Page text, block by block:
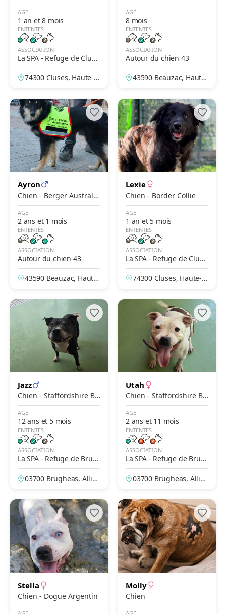
Normand
AGE
1 an et 8 mois
ENTENTES
ASSOCIATION
La SPA - Refuge de Cluse
s – De La Vallée Blanche
74300 Cluses, Haute-S
AGE
8 mois
ENTENTES
ASSOCIATION
Autour du chien 43
43590 Beauzac, Haute-
Ayron
Chien - Berger Australie
n x Border Collie
AGE
2 ans et 1 mois
ENTENTES
ASSOCIATION
Autour du chien 43
43590 Beauzac, Haute-
Lexie
Chien - Border Collie
AGE
1 an et 5 mois
ENTENTES
ASSOCIATION
La SPA - Refuge de Cluse
s – De La Vallée Blanche
74300 Cluses, Haute-S
Jazz
Chien - Staffordshire Bu
ll Terrier
AGE
12 ans et 5 mois
ENTENTES
ASSOCIATION
La SPA - Refuge de Brug
heas – Vichy
03700 Brugheas, Allier,
Utah
Chien - Staffordshire Bu
ll Terrier
AGE
2 ans et 11 mois
ENTENTES
ASSOCIATION
La SPA - Refuge de Brug
heas – Vichy
03700 Brugheas, Allier,
Stella
Chien - Dogue Argentin
Molly
Chien